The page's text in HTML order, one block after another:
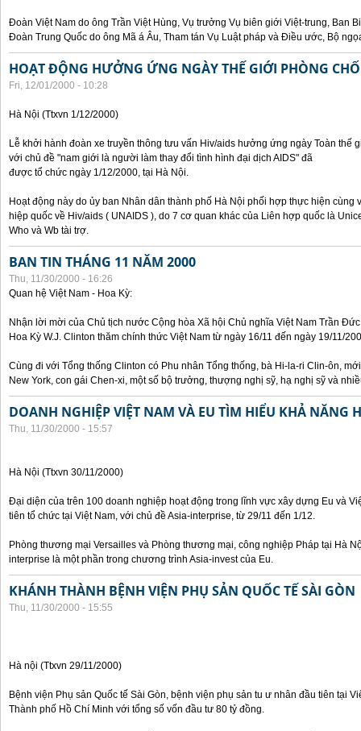
Đoàn Việt Nam do ông Trần Việt Hùng, Vụ trưởng Vụ biên giới Việt-trung, Ban
Đoàn Trung Quốc do ông Mã á Âu, Tham tán Vụ Luật pháp và Điều ước, Bộ
HOẠT ĐỘNG HƯỞNG ỨNG NGÀY THẾ GIỚI PHÒNG
Fri, 12/01/2000 - 10:28
Hà Nội (Ttxvn 1/12/2000)
Lễ khởi hành đoàn xe truyền thông tưu vấn Hiv/aids hưởng ứng ngày Toàn thế
với chủ đề "nam giới là người làm thay đổi tình hình đại dịch AIDS" đã
được tổ chức ngày 1/12/2000, tại Hà Nội.
Hoạt động này do ủy ban Nhân dân thành phố Hà Nội phối hợp thực hiện
hiệp quốc về Hiv/aids ( UNAIDS ), do 7 cơ quan khác của Liên hợp quốc là
Who và Wb tài trợ.
BAN TIN THÁNG 11 NĂM 2000
Thu, 11/30/2000 - 16:26
Quan hệ Việt Nam - Hoa Kỳ:
Nhận lời mời của Chủ tịch nước Cộng hòa Xã hội Chủ nghĩa Việt Nam Trần
Hoa Kỳ W.J. Clinton thăm chính thức Việt Nam từ ngày 16/11 đến ngày 19/11/
Cùng đi với Tổng thống Clinton có Phu nhân Tổng thống, bà Hi-la-ri Clin-ôn,
New York, con gái Chen-xi, một số bộ trưởng, thượng nghị sỹ, hạ nghị sỹ và
DOANH NGHIỆP VIỆT NAM VÀ EU TÌM HIỂU KHẢ NĂNG
Thu, 11/30/2000 - 15:57
Hà Nội (Ttxvn 30/11/2000)
Đại diện của trên 100 doanh nghiệp hoạt động trong lĩnh vực xây dựng Eu và
tiên tổ chức tại Việt Nam, với chủ đề Asia-interprise, từ 29/11 đến 1/12.
Phòng thương mại Versailles và Phòng thương mại, công nghiệp Pháp tại Hà
interprise là một phần trong chương trình Asia-invest của Eu.
KHÁNH THÀNH BỆNH VIỆN PHỤ SẢN QUỐC TẾ SÀI GÒN
Thu, 11/30/2000 - 15:55
Hà nội (Ttxvn 29/11/2000)
Bệnh viện Phụ sản Quốc tế Sài Gòn, bệnh viện phụ sản tu ư nhân đầu tiên tại
Thành phố Hồ Chí Minh với tổng số vốn đầu tư 80 tỷ đồng.